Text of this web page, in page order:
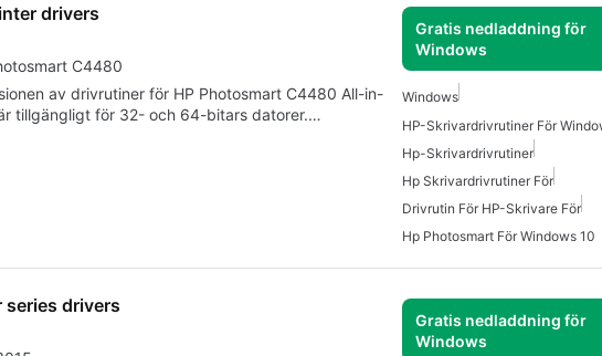
drivers
C4480
Gratis nedladdning för
Windows
av drivrutiner för HP Photosmart C4480 All-in-
tillgängligt för 32- och 64-bitars datorer.…
Windows
HP-Skrivardrivrutiner För
Hp-Skrivardrivrutiner
Hp Skrivardrivrutiner För
Drivrutin För HP-Skrivare För
Hp Photosmart För Windows 10
series drivers
Gratis nedladdning för
Windows